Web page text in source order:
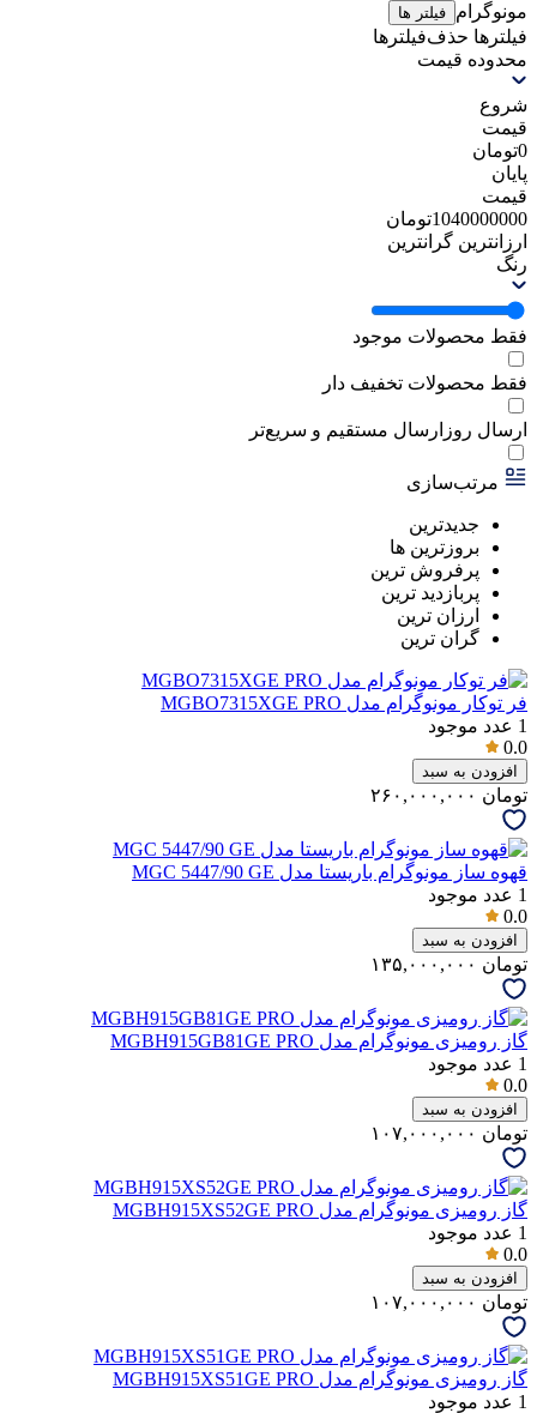
مونوگرام فیلتر ها
فیلترها حذف‌فیلتر‌ها
محدوده قیمت
شروع
قیمت
0تومان
پایان
قیمت
1040000000تومان
ارزانترین گرانترین
رنگ
فقط محصولات موجود
فقط محصولات تخفیف دار
ارسال روز ارسال مستقیم و سریع‌تر
مرتب‌سازی
جدیدترین
بروزترین ها
پرفروش ترین
پربازدید ترین
ارزان ترین
گران ترین
فر توکار مونوگرام مدل MGBO7315XGE PRO
1 عدد موجود
0.0
افزودن به سبد
تومان
قهوه ساز مونوگرام باریستا مدل MGC 5447/90 GE
1 عدد موجود
0.0
افزودن به سبد
تومان
گاز رومیزی مونوگرام مدل MGBH915GB81GE PRO
1 عدد موجود
0.0
افزودن به سبد
تومان
گاز رومیزی مونوگرام مدل MGBH915XS52GE PRO
1 عدد موجود
0.0
افزودن به سبد
تومان
گاز رومیزی مونوگرام مدل MGBH915XS51GE PRO
1 عدد موجود